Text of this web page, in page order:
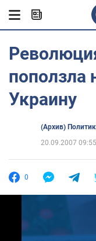
поползла
Украину
(Архив)
20.09.2007 09:55
0